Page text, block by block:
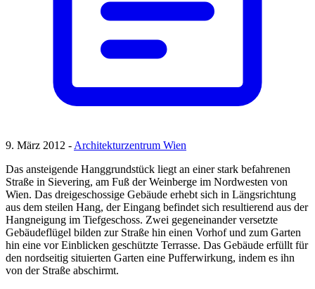
9. März 2012 -Architekturzentrum Wien
Das ansteigende Hanggrundstück liegt an einer stark befahrenen
Straße in Sievering, am Fuß der Weinberge im Nordwesten von
Wien. Das dreigeschossige Gebäude erhebt sich in Längsrichtung
aus dem steilen Hang, der Eingang befindet sich resultierend aus der
Hangneigung im Tiefgeschoss. Zwei gegeneinander versetzte
Gebäudeflügel bilden zur Straße hin einen Vorhof und zum Garten
hin eine vor Einblicken geschützte Terrasse. Das Gebäude erfüllt für
den nordseitig situierten Garten eine Pufferwirkung, indem es ihn
von der Straße abschirmt.